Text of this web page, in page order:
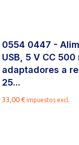
0554 0447 -
USB, 5 V CC 500
adaptadores a
25...
33,00€ impuestos excl.